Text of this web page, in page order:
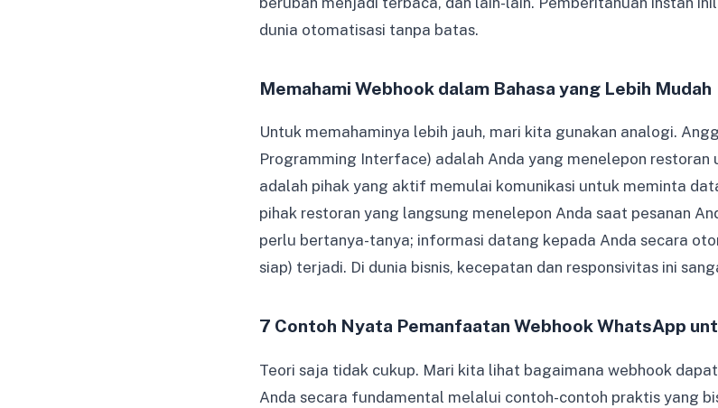
dunia otomatisasi tanpa batas.
Memahami Webhook dalam Bahasa yang Lebih Mudah
Untuk memahaminya lebih jauh, mari kita gunakan analogi.
Programming Interface) adalah Anda yang menelepon restoran
adalah pihak yang aktif memulai komunikasi untuk meminta
pihak restoran yang langsung menelepon Anda saat pesanan
perlu bertanya-tanya; informasi datang kepada Anda secara
siap) terjadi. Di dunia bisnis, kecepatan dan responsivitas ini
7 Contoh Nyata Pemanfaatan Webhook WhatsApp
Teori saja tidak cukup. Mari kita lihat bagaimana webhook
Anda secara fundamental melalui contoh-contoh praktis yang